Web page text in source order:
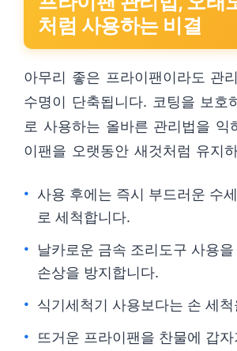
처럼 사용하는 비결
아무리 좋은 프라이팬이라도 관
수명이 단축됩니다. 코팅을 보호
로 사용하는 올바른 관리법을 익
이팬을 오랫동안 새것처럼 유지
사용 후에는 즉시 부드러운 수
로 세척합니다.
날카로운 금속 조리도구 사용
손상을 방지합니다.
식기세척기 사용보다는 손 세
뜨거운 프라이팬을 찬물에 갑